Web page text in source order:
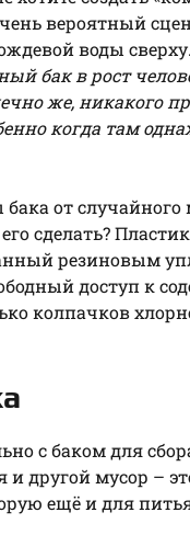
вероятный
воды
бак в рост
же, никакого
когда там
от случайного
сделать?
резиновым
доступ к
колпачков
с баком для
другой мусор –
ещё и для